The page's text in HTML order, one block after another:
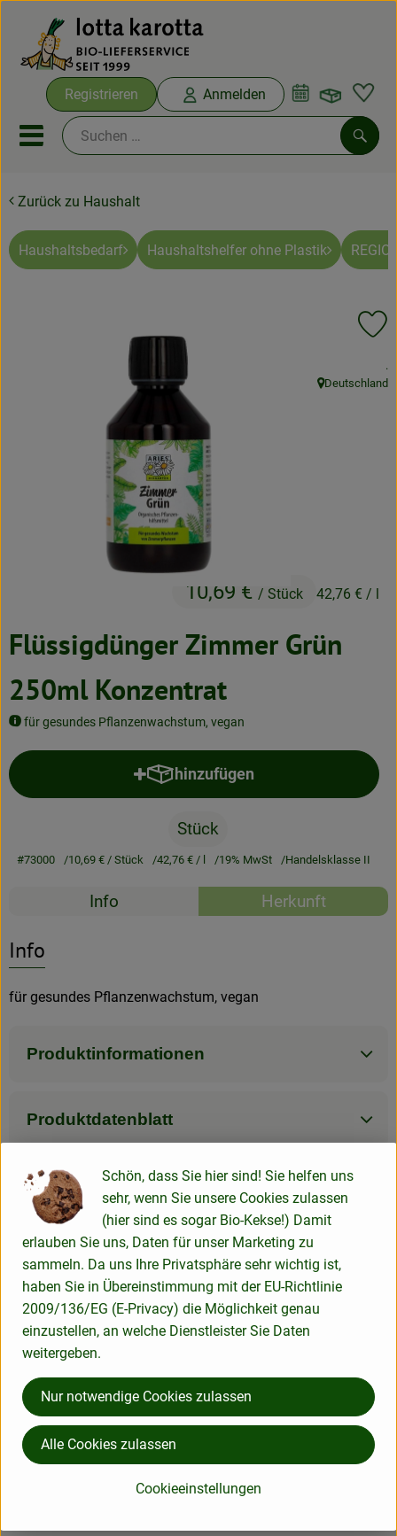
Registrieren Anmelden
Mobiles Menu öffnen oder
Ökokisten
Bio-Kochboxen
Neues & Angebote
Obst & Gemüse
Speisekammer
Blog
Zurück zu Haushalt
Haushaltsbedarf Haushaltshelfer ohne Plastik
Flüssigdünger Zimmer Grün
250ml Konzentrat
für gesundes Pflanzenwachstum, vegan
10,69 € / Stück 42,76 € / l
,
.
, Herkunft:
Deutschland
hinzufügen
Produkt zum Warenkorb
Stück
#73000 10,69 €/ Stück 42,76 €/ l 19% MwSt Handelsklasse II
Rezepte
Info Herkunft
Info
für gesundes Pflanzenwachstum, vegan
Produktinformationen
Produktdatenblatt
Herkunft
Hersteller: Aries
Deutschland
Aries
Schön, dass Sie hier sind! Sie helfen uns
sehr, wenn Sie unsere Cookies zulassen
(hier sind es sogar Bio-Kekse!) Damit
erlauben Sie uns, Daten für unser Marketing zu
sammeln. Da uns Ihre Privatsphäre sehr wichtig ist,
haben Sie in Übereinstimmung mit der EU-Richtlinie
2009/136/EG (E-Privacy) die Möglichkeit genau
einzustellen, an welche Dienstleister Sie Daten
weitergeben.
Cookieeinstellungen
Nur notwendige Cookies zulassen
Alle Cookies zulassen